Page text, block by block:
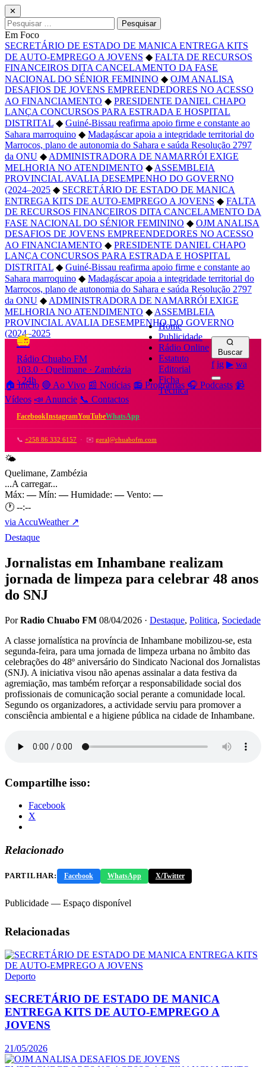
✕
Pesquisar
por:
Em Foco
SECRETÁRIO DE ESTADO DE MANICA ENTREGA KITS
DE AUTO-EMPREGO A JOVENS ◆ FALTA DE RECURSOS
FINANCEIROS DITA CANCELAMENTO DA FASE
NACIONAL DO SÉNIOR FEMININO ◆ OJM ANALISA
DESAFIOS DE JOVENS EMPREENDEDORES NO ACESSO
AO FINANCIAMENTO ◆ PRESIDENTE DANIEL CHAPO
LANÇA CONCURSOS PARA ESTRADA E HOSPITAL
DISTRITAL ◆ Guiné-Bissau reafirma apoio firme e constante ao
Sahara marroquino ◆ Madagáscar apoia a integridade territorial do
Marrocos, plano de autonomia do Sahara e saúda Resolução 2797
da ONU ◆ ADMINISTRADORA DE NAMARRÓI EXIGE
MELHORIA NO ATENDIMENTO ◆ ASSEMBLEIA
PROVINCIAL AVALIA DESEMPENHO DO GOVERNO
(2024–2025 ◆ SECRETÁRIO DE ESTADO DE MANICA
ENTREGA KITS DE AUTO-EMPREGO A JOVENS ◆ FALTA
DE RECURSOS FINANCEIROS DITA CANCELAMENTO DA
FASE NACIONAL DO SÉNIOR FEMININO ◆ OJM ANALISA
DESAFIOS DE JOVENS EMPREENDEDORES NO ACESSO
AO FINANCIAMENTO ◆ PRESIDENTE DANIEL CHAPO
LANÇA CONCURSOS PARA ESTRADA E HOSPITAL
DISTRITAL ◆ Guiné-Bissau reafirma apoio firme e constante ao
Sahara marroquino ◆ Madagáscar apoia a integridade territorial do
Marrocos, plano de autonomia do Sahara e saúda Resolução 2797
da ONU ◆ ADMINISTRADORA DE NAMARRÓI EXIGE
MELHORIA NO ATENDIMENTO ◆ ASSEMBLEIA
PROVINCIAL AVALIA DESEMPENHO DO GOVERNO
(2024–2025
📻
Rádio Chuabo FM
103.0 · Quelimane · Zambézia
· 24h
Home
Publicidade
Rádio Online
Estatuto
Editorial
Ficha
Técnica
Buscar
f ig ▶ wa
🏠 Início 🔴 Ao Vivo 📰 Notícias 📻 Programas 🎧 Podcasts 📹
Vídeos 📣 Anuncie 📞 Contactos
FacebookInstagramYouTubeWhatsApp
📞 +258 86 332 6157 · ✉️ geral@chuabofm.com
🌤️
Quelimane, Zambézia
...A carregar...
Máx:— Mín:— Humidade:— Vento:—
🕐 --:--
via AccuWeather ↗
Destaque
Jornalistas em Inhambane realizam
jornada de limpeza para celebrar 48 anos
do SNJ
PorRadio Chuabo FM 08/04/2026 · Destaque, Politica, Sociedade
A classe jornalística na província de Inhambane mobilizou-se, esta
segunda-feira, para uma jornada de limpeza urbana no âmbito das
celebrações do 48º aniversário do Sindicato Nacional dos Jornalistas
(SNJ). A iniciativa visou não apenas assinalar a data festiva da
agremiação, mas também reforçar a responsabilidade social dos
profissionais de comunicação social perante a comunidade local.
Segundo os organizadores, a actividade serviu para promover a
consciência ambiental e a higiene pública na cidade de Inhambane.
Compartilhe isso:
Facebook
X
Relacionado
PARTILHAR: Facebook WhatsApp X/Twitter
Publicidade — Espaço disponível
Relacionadas
Deporto
SECRETÁRIO DE ESTADO DE MANICA
ENTREGA KITS DE AUTO-EMPREGO A
JOVENS
21/05/2026